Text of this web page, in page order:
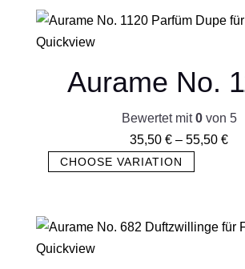
Quickview
Aurame No.
Bewertet mit0von 5
35,50€ –55,50€
CHOOSE VARIATION
Quickview